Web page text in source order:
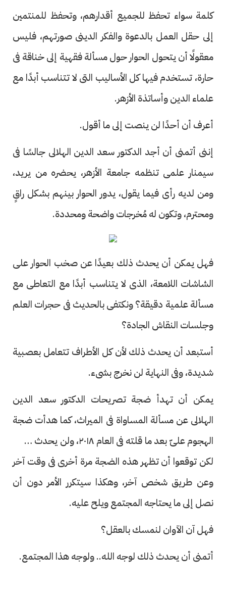
كلمة سواء تحفظ للجميع أقدارهم، وتحفظ للمنتمين
إلى حقل العمل بالدعوة والفكر الدينى صورتهم، فليس
معقولًا أن يتحول الحوار حول مسألة فقهية إلى خناقة فى
حارة، تستخدم فيها كل الأساليب التى لا تتناسب أبدًا مع
علماء الدين وأساتذة الأزهر.
أعرف أن أحدًا لن ينصت إلى ما أقول.
إننى أتمنى أن أجد الدكتور سعد الدين الهلالى جالسًا فى
سيمنار علمى تنظمه جامعة الأزهر، يحضره من يريد،
ومن لديه رأى فيما يقول، يدور الحوار بينهم بشكل راقٍ
ومحترم، وتكون له مُخرجات واضحة ومحددة.
فهل يمكن أن يحدث ذلك بعيدًا عن صخب الحوار على
الشاشات اللامعة، الذى لا يتناسب أبدًا مع التعاطى مع
مسألة علمية دقيقة؟ ونكتفى بالحديث فى حجرات العلم
وجلسات النقاش الجادة؟
أستبعد أن يحدث ذلك لأن كل الأطراف تتعامل بعصبية
شديدة، وفى النهاية لن نخرج بشىء.
يمكن أن تهدأ ضجة تصريحات الدكتور سعد الدين
الهلالى عن مسألة المساواة فى الميراث، كما هدأت ضجة
الهجوم علىّ بعد ما قلته فى العام ٢٠١٨، ولن يحدث شىء،
لكن توقعوا أن تظهر هذه الضجة مرة أخرى فى وقت آخر
وعن طريق شخص آخر، وهكذا سيتكرر الأمر دون أن
نصل إلى ما يحتاجه المجتمع ويلح عليه.
فهل آن الآوان لنمسك بالعقل؟
أتمنى أن يحدث ذلك لوجه الله.. ولوجه هذا المجتمع.